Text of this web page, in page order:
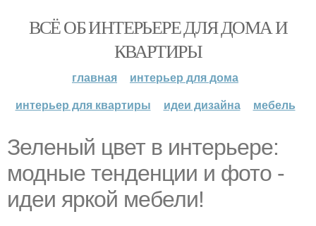
ВСЁ ОБ ИНТЕРЬЕРЕ ДЛЯ ДОМА И
КВАРТИРЫ
главная
интерьер для дома
интерьер для квартиры
идеи дизайна мебель
Зеленый цвет в интерьере:
модные тенденции и фото -
идеи яркой мебели!